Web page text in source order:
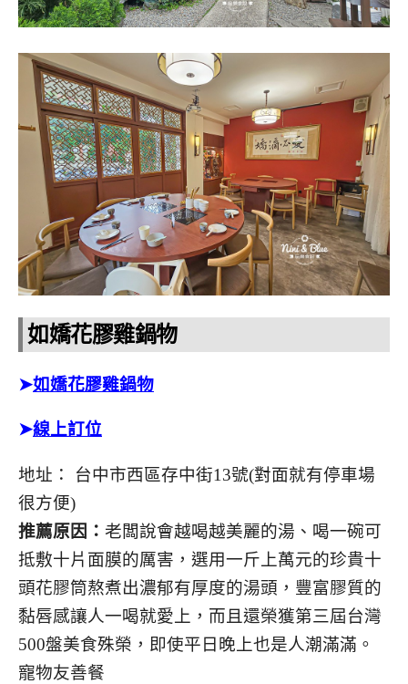
如嬌花膠雞鍋物
➤如嬌花膠雞鍋物
➤線上訂位
地址： 台中市西區存中街13號(對面就有停車場
很方便)
推薦原因： 老闆說會越喝越美麗的湯、喝一碗可
抵敷十片面膜的厲害，選用一斤上萬元的珍貴十
頭花膠筒熬煮出濃郁有厚度的湯頭，豐富膠質的
黏唇感讓人一喝就愛上，而且還榮獲第三屆台灣
500盤美食殊榮，即使平日晚上也是人潮滿滿。
寵物友善餐